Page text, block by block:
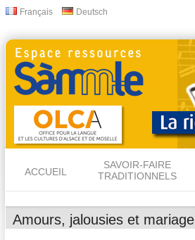
Français Deutsch
ACCUEIL
SAVOIR-FAIRE
TRADITIONNELS
Amours, jalousies et mariage